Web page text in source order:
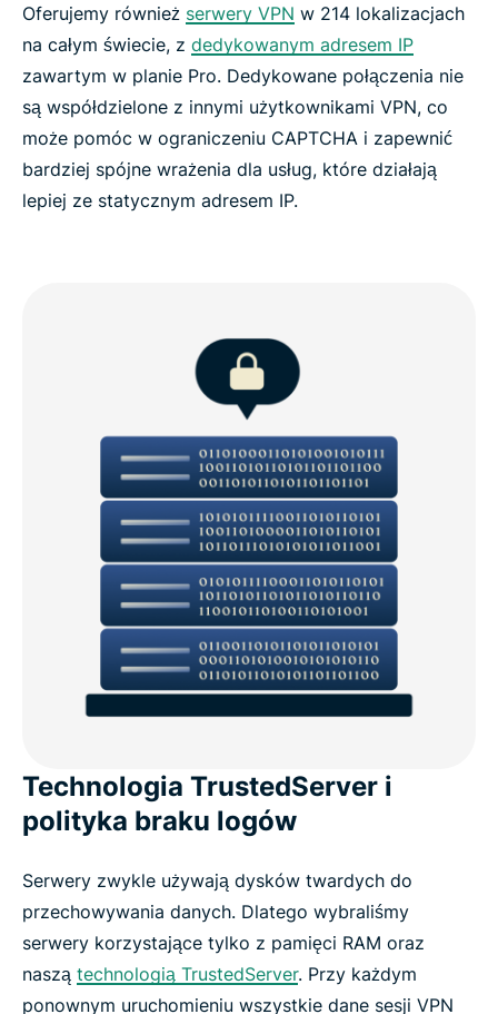
Oferujemy również serwery VPN w 214 lokalizacjach
na całym świecie, z dedykowanym adresem IP
zawartym w planie Pro. Dedykowane połączenia nie
są współdzielone z innymi użytkownikami VPN, co
może pomóc w ograniczeniu CAPTCHA i zapewnić
bardziej spójne wrażenia dla usług, które działają
lepiej ze statycznym adresem IP.
Technologia TrustedServer i
polityka braku logów
Serwery zwykle używają dysków twardych do
przechowywania danych. Dlatego wybraliśmy
serwery korzystające tylko z pamięci RAM oraz
naszą technologią TrustedServer. Przy każdym
ponownym uruchomieniu wszystkie dane sesji VPN